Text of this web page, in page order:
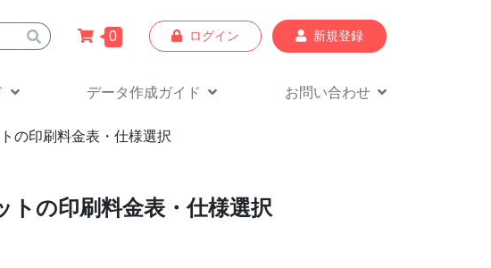
0 ログイン 新規登録
データ作成ガイド お問い合わせ
の印刷料金表・仕様選択
の印刷料金表・仕様選択